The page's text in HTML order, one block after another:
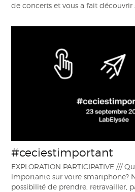
de concerts et vous a fait découvrir
#ceciestimportant
EXPLORATION PARTICIPATIVE ///
importante sur votre smartphone?
possibilité de prendre, retravailler,